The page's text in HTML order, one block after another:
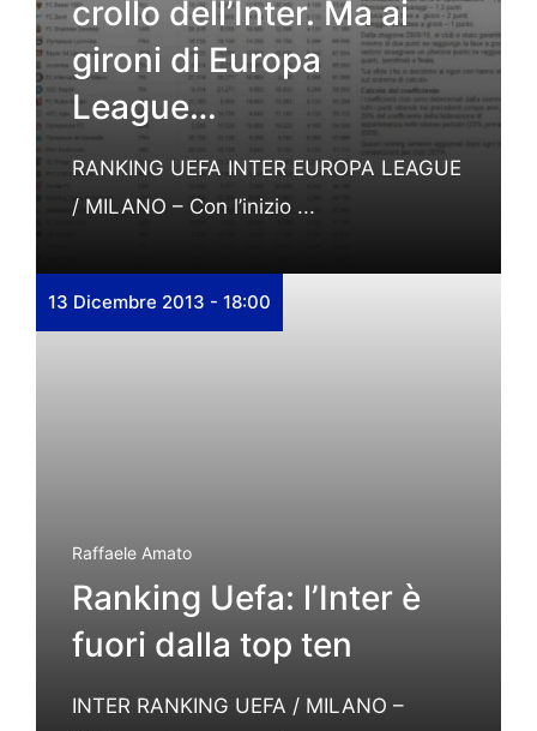
crollo dell’Inter. Ma ai
gironi di Europa
League…
RANKING UEFA INTER EUROPA LEAGUE
/ MILANO – Con l’inizio ...
13 Dicembre 2013 - 18:00
Raffaele Amato
Ranking Uefa: l’Inter è
fuori dalla top ten
INTER RANKING UEFA / MILANO –